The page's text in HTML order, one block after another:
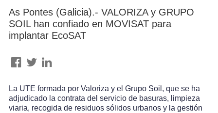
As Pontes (Galicia).- VALORIZA y GRUPO
SOIL han confiado en MOVISAT para
implantar EcoSAT
La UTE formada por Valoriza y el Grupo Soil, que se ha
adjudicado la contrata del servicio de basuras, limpieza
viaria, recogida de residuos sólidos urbanos y la gestión